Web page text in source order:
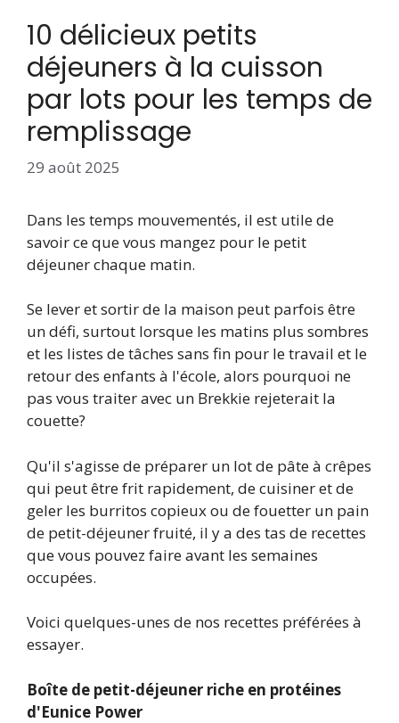
10 délicieux petits
déjeuners à la cuisson
par lots pour les temps de
remplissage
29 août 2025
Dans les temps mouvementés, il est utile de
savoir ce que vous mangez pour le petit
déjeuner chaque matin.
Se lever et sortir de la maison peut parfois être
un défi, surtout lorsque les matins plus sombres
et les listes de tâches sans fin pour le travail et le
retour des enfants à l'école, alors pourquoi ne
pas vous traiter avec un Brekkie rejeterait la
couette?
Qu'il s'agisse de préparer un lot de pâte à crêpes
qui peut être frit rapidement, de cuisiner et de
geler les burritos copieux ou de fouetter un pain
de petit-déjeuner fruité, il y a des tas de recettes
que vous pouvez faire avant les semaines
occupées.
Voici quelques-unes de nos recettes préférées à
essayer.
Boîte de petit-déjeuner riche en protéines
d'Eunice Power